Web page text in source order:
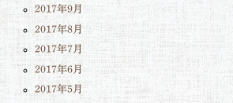
2017年9月
2017年8月
2017年7月
2017年6月
2017年5月